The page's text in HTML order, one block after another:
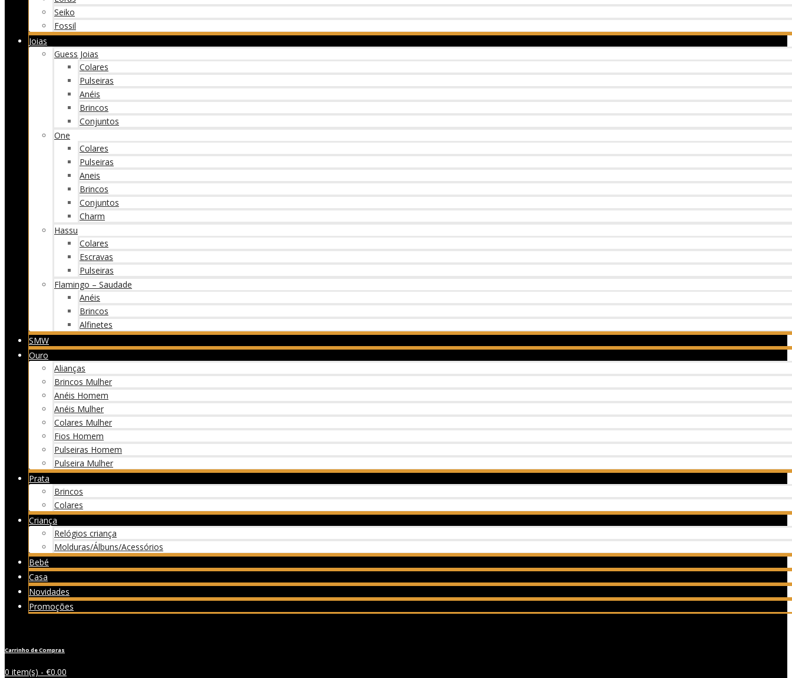
Seiko
Fossil
Joias
Guess Joias
Colares
Pulseiras
Anéis
Brincos
Conjuntos
One
Colares
Pulseiras
Aneis
Brincos
Conjuntos
Charm
Hassu
Colares
Escravas
Pulseiras
Flamingo – Saudade
Anéis
Brincos
Alfinetes
SMW
Ouro
Alianças
Brincos Mulher
Anéis Homem
Anéis Mulher
Colares Mulher
Fios Homem
Pulseiras Homem
Pulseira Mulher
Prata
Brincos
Colares
Criança
Relógios criança
Molduras/Álbuns/Acessórios
Bebé
Casa
Novidades
Promoções
Carrinho de Compras
0 item(s) - €0.00